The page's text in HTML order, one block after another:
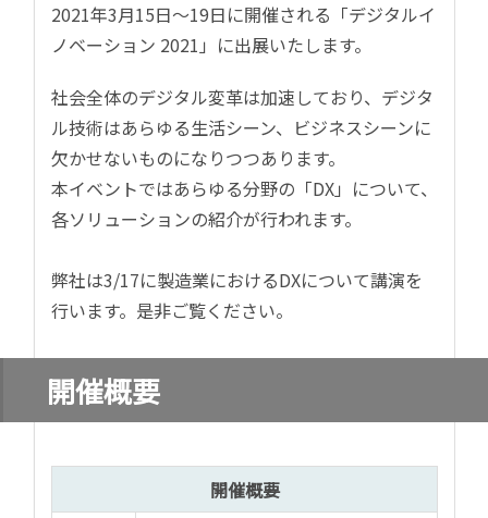
2021年3月15日～19日に開催される「デジタルイ
ノベーション 2021」に出展いたします。
社会全体のデジタル変革は加速しており、デジタ
ル技術はあらゆる生活シーン、ビジネスシーンに
欠かせないものになりつつあります。
本イベントではあらゆる分野の「DX」について、
各ソリューションの紹介が行われます。
弊社は3/17に製造業におけるDXについて講演を
行います。是非ご覧ください。
開催概要
開催概要